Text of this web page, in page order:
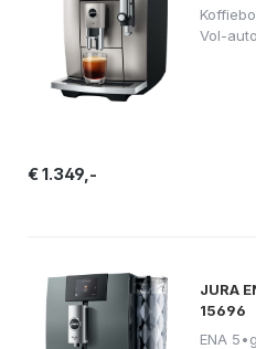
Vol-
€ 1.349,-
JURA
15696
ENA 5•